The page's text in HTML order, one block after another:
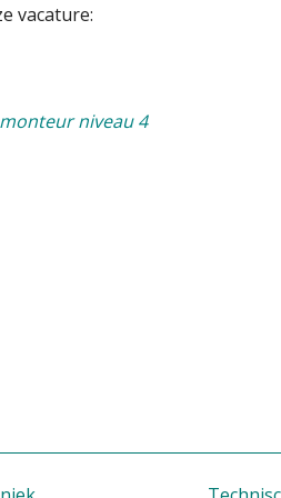
vacature:
niveau 4